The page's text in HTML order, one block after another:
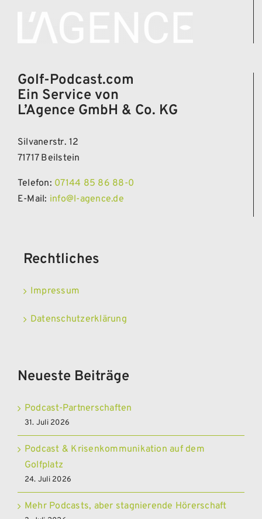
Golf-Podcast.com
Ein Service von
L’Agence GmbH & Co. KG
Silvanerstr. 12
71717 Beilstein
Telefon: 07144 85 86 88-0
E-Mail: info@l-agence.de
Rechtliches
Impressum
Datenschutzerklärung
Neueste Beiträge
Podcast-Partnerschaften
31. Juli 2026
Podcast & Krisenkommunikation auf dem
Golfplatz
24. Juli 2026
Mehr Podcasts, aber stagnierende Hörerschaft